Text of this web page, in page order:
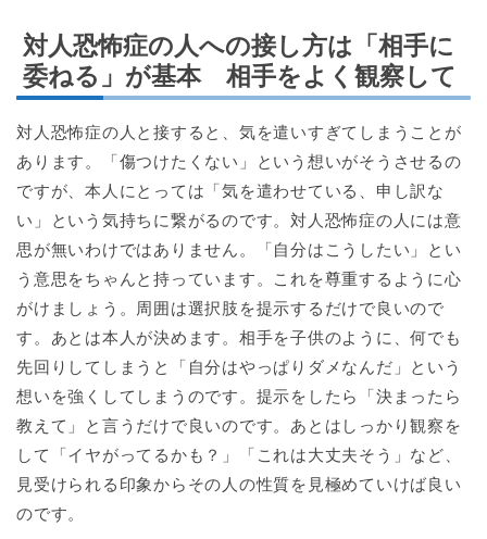
対人恐怖症の人への接し方は「相手に
委ねる」が基本 相手をよく観察して
対人恐怖症の人と接すると、気を遣いすぎてしまうことが
あります。「傷つけたくない」という想いがそうさせるの
ですが、本人にとっては「気を遣わせている、申し訳な
い」という気持ちに繋がるのです。対人恐怖症の人には意
思が無いわけではありません。「自分はこうしたい」とい
う意思をちゃんと持っています。これを尊重するように心
がけましょう。周囲は選択肢を提示するだけで良いので
す。あとは本人が決めます。相手を子供のように、何でも
先回りしてしまうと「自分はやっぱりダメなんだ」という
想いを強くしてしまうのです。提示をしたら「決まったら
教えて」と言うだけで良いのです。あとはしっかり観察を
して「イヤがってるかも？」「これは大丈夫そう」など、
見受けられる印象からその人の性質を見極めていけば良い
のです。